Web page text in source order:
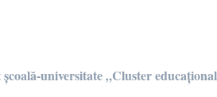
universitate „Cluster